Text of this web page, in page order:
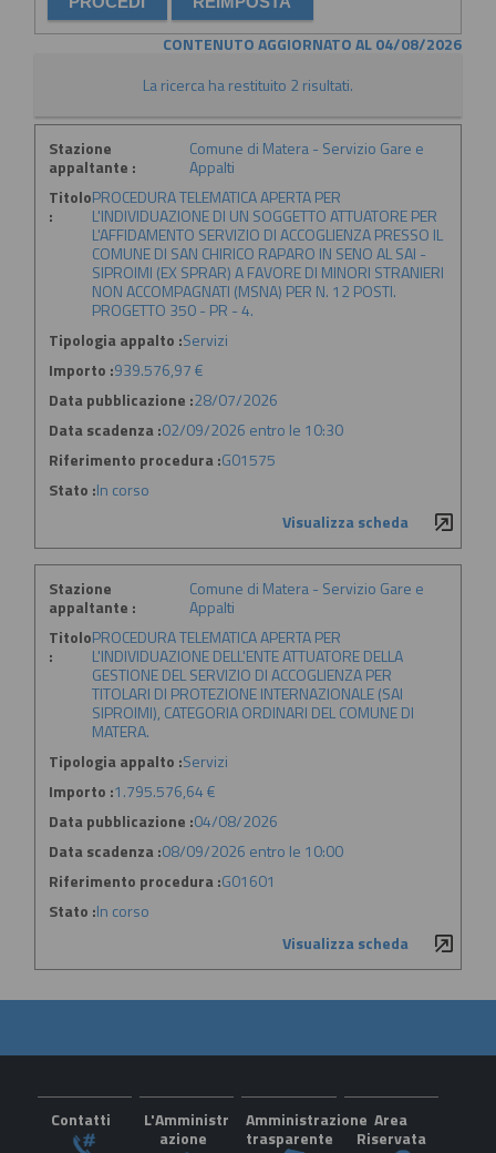
CONTENUTO AGGIORNATO AL 04/08/2026
La ricerca ha restituito 2 risultati.
Stazione
appaltante :
Comune di Matera - Servizio Gare e
Appalti
Titolo
:
PROCEDURA TELEMATICA APERTA PER
L'INDIVIDUAZIONE DI UN SOGGETTO ATTUATORE PER
L'AFFIDAMENTO SERVIZIO DI ACCOGLIENZA PRESSO IL
COMUNE DI SAN CHIRICO RAPARO IN SENO AL SAI -
SIPROIMI (EX SPRAR) A FAVORE DI MINORI STRANIERI
NON ACCOMPAGNATI (MSNA) PER N. 12 POSTI.
PROGETTO 350 - PR - 4.
Tipologia appalto :Servizi
Importo :939.576,97 €
Data pubblicazione :28/07/2026
Data scadenza :02/09/2026 entro le 10:30
Riferimento procedura :G01575
Stato :In corso
Visualizza scheda
Stazione
appaltante :
Comune di Matera - Servizio Gare e
Appalti
Titolo
:
PROCEDURA TELEMATICA APERTA PER
L'INDIVIDUAZIONE DELL'ENTE ATTUATORE DELLA
GESTIONE DEL SERVIZIO DI ACCOGLIENZA PER
TITOLARI DI PROTEZIONE INTERNAZIONALE (SAI
SIPROIMI), CATEGORIA ORDINARI DEL COMUNE DI
MATERA.
Tipologia appalto :Servizi
Importo :1.795.576,64 €
Data pubblicazione :04/08/2026
Data scadenza :08/09/2026 entro le 10:00
Riferimento procedura :G01601
Stato :In corso
Visualizza scheda
Contatti
L'Amministr
azione
Amministrazione
trasparente
Area
Riservata